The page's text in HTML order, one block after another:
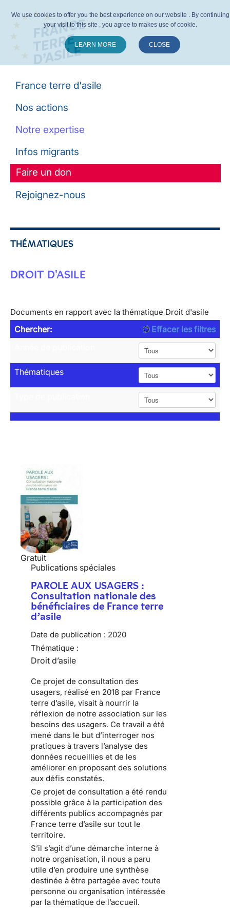
France terre d'asile
Nos actions
Notre expertise
Infos migrants
Faire un don
Rejoignez-nous
THÉMATIQUES
DROIT D'ASILE
Documents en rapport avec la thématique Droit d'asile
Chercher:
Effacer les filtres
Thématiques
Gratuit
Publications spéciales
PAROLE AUX USAGERS :
Consultation nationale des
bénéficiaires de France terre
d’asile
Date de publication : 2020
Thématique :
Droit d’asile
Ce projet de consultation des
usagers, réalisé en 2018 par France
terre d’asile, visait à nourrir la
réflexion de notre association sur les
besoins des usagers. Ce travail a été
mené dans le but d’interroger nos
pratiques à travers l’analyse des
données recueillies et de les
améliorer en proposant des solutions
aux défis constatés.
Ce projet de consultation a été rendu
possible grâce à la participation des
différents publics accompagnés par
France terre d’asile sur tout le
territoire.
S’il s’agit d’une démarche interne à
notre organisation, il nous a paru
utile d’en produire une synthèse
destinée à être partagée avec toute
personne ou organisation intéressée
par la thématique de l’accueil.
We use cookies to offer you the best experience on our website . By continuing
your visit to this site , you agree to makes use of cookie.
LEARN MORE CLOSE